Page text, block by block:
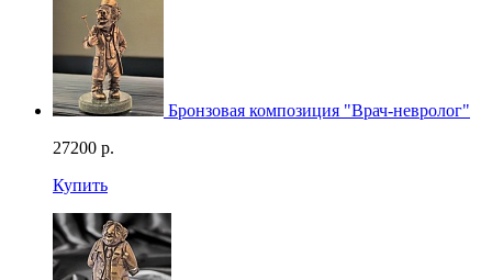
Бронзовая композиция "Врач-невролог"
27200 р.
Купить